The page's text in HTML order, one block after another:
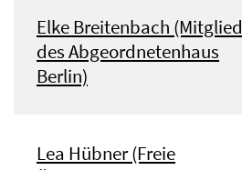
Elke Breitenbach (Mitglied
des Abgeordnetenhaus
Berlin)
Lea Hübner (Freie